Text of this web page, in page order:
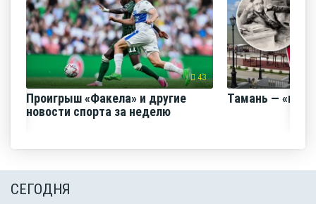
43
Проигрыш «Факела» и другие
новости спорта за неделю
Тамань —
СЕГОДНЯ